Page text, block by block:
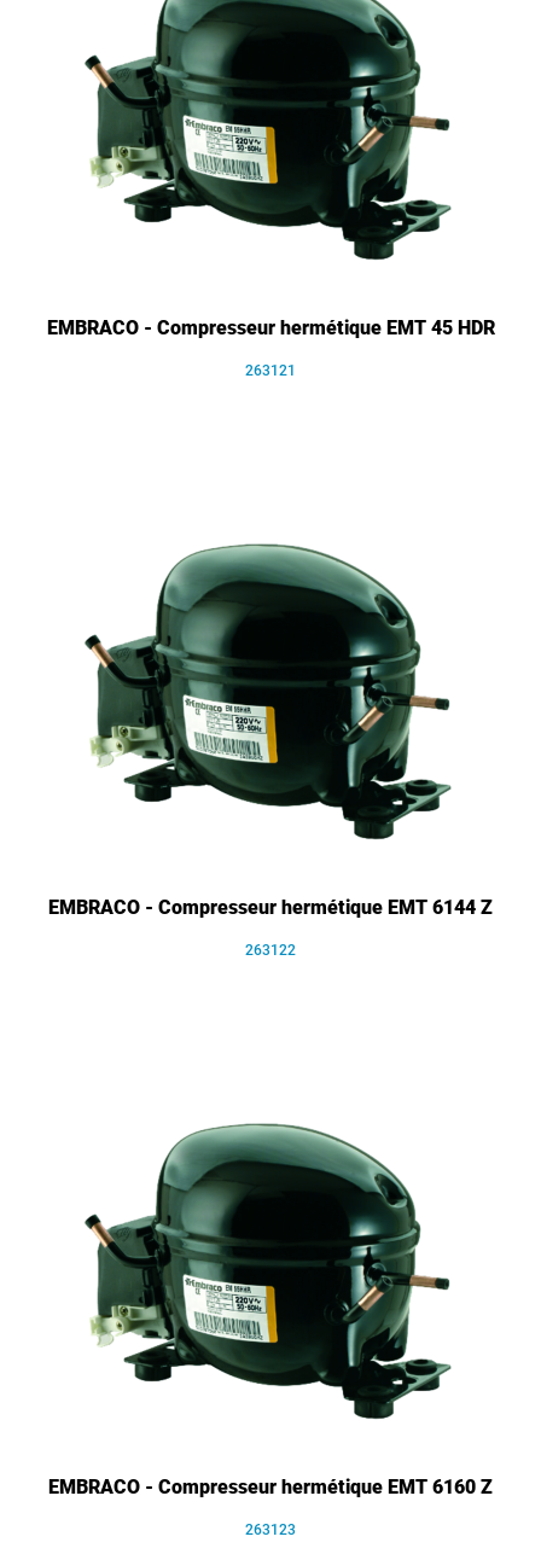
EMBRACO - Compresseur hermétique EMT 45 HDR
263121
EMBRACO - Compresseur hermétique EMT 6144 Z
263122
EMBRACO - Compresseur hermétique EMT 6160 Z
263123